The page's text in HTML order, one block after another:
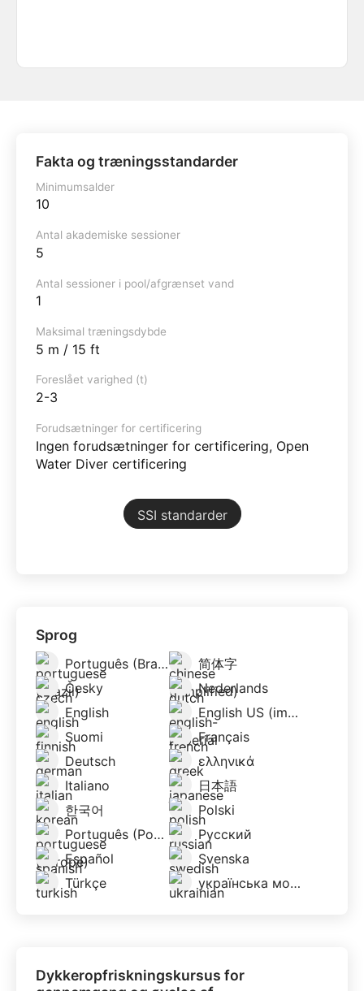
Fakta og træningsstandarder
Minimumsalder
10
Antal akademiske sessioner
5
Antal sessioner i pool/afgrænset vand
1
Maksimal træningsdybde
5 m / 15 ft
Foreslået varighed (t)
2-3
Forudsætninger for certificering
Ingen forudsætninger for certificering, Open
Water Diver certificering
SSI standarder
Sprog
Português (Brazil)
简体字
Česky
Nederlands
English
English US (imperial)
Suomi
Français
Deutsch
ελληνικά
Italiano
日本語
한국어
Polski
Português (Portugal)
Русский
Español
Svenska
Türkçe
українська мова
Dykkeropfriskningskursus for